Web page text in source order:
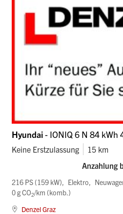
Hyundai- IONIQ 6 N 84 kWh
Keine Erstzulassung 15 km
Anzahlung
216 PS (159 kW) Elektro
0 g CO2/km (komb.)
Denzel Graz